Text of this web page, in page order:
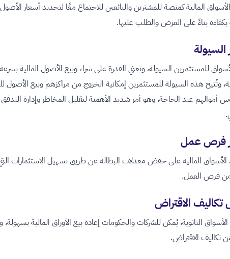
المالية كمنصة للمشترين والبائعين للاجتماع معًا لتحديد أسعار الأصول
بكفاءة بناءً على العرض والطلب عليها.
السيولة
للمستثمرين السيولة، وتعني القدرة على شراء وبيع الأصول المالية بسرعة
وتُتيح هذه السيولة للمستثمرين إمكانية الخروج من مراكزهم وبيع الأصول
أموالهم عند الحاجة، وهو أمر شديد الأهمية لتقليل المخاطر وإدارة التدفق
فرص عمل
المالية على خفض معدلات البطالة عن طريق تسهيل الاستثمارات
من فرص العمل.
تكاليف الاقتراض
الثانوية، يُمكن للشركات والحكومات إعادة بيع الأوراق المالية بسهولة،
تكاليف الاقتراض.